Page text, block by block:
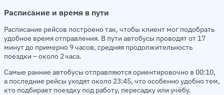
Расписание и время в пути
Расписание рейсов построено так, чтобы клиент мог подобрать
удобное время отправления. В пути автобусы проводят от 17
минут до примерно 9 часов, средняя продолжительность
поездки – около 2 часа.
Самые ранние автобусы отправляются ориентировочно в 00:10,
а последние рейсы уходят около 23:45, что особенно удобно тем,
кто подбирает поездку под работу, пересадку или учёбу.